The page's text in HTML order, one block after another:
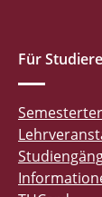
Für